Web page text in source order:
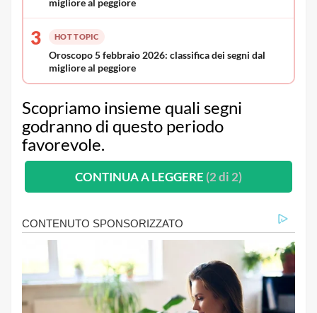
migliore al peggiore
3 HOT TOPIC
Oroscopo 5 febbraio 2026: classifica dei segni dal
migliore al peggiore
Scopriamo insieme quali segni
godranno di questo periodo
favorevole.
CONTINUA A LEGGERE (2 di 2)